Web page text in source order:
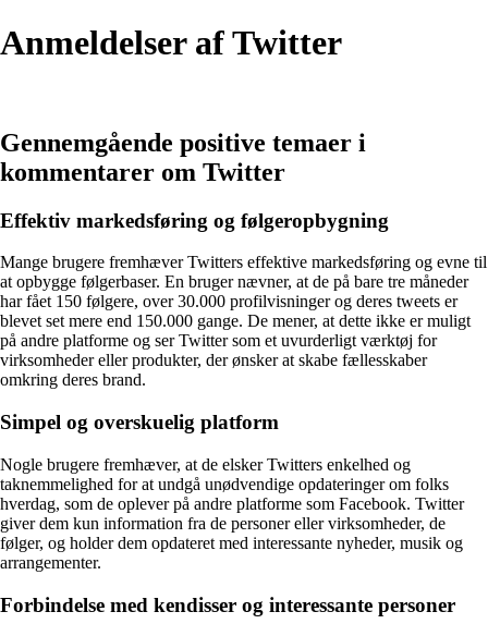
Anmeldelser af Twitter
Gennemgående positive temaer i
kommentarer om Twitter
Effektiv markedsføring og følgeropbygning
Mange brugere fremhæver Twitters effektive markedsføring og evne til
at opbygge følgerbaser. En bruger nævner, at de på bare tre måneder
har fået 150 følgere, over 30.000 profilvisninger og deres tweets er
blevet set mere end 150.000 gange. De mener, at dette ikke er muligt
på andre platforme og ser Twitter som et uvurderligt værktøj for
virksomheder eller produkter, der ønsker at skabe fællesskaber
omkring deres brand.
Simpel og overskuelig platform
Nogle brugere fremhæver, at de elsker Twitters enkelhed og
taknemmelighed for at undgå unødvendige opdateringer om folks
hverdag, som de oplever på andre platforme som Facebook. Twitter
giver dem kun information fra de personer eller virksomheder, de
følger, og holder dem opdateret med interessante nyheder, musik og
arrangementer.
Forbindelse med kendisser og interessante personer